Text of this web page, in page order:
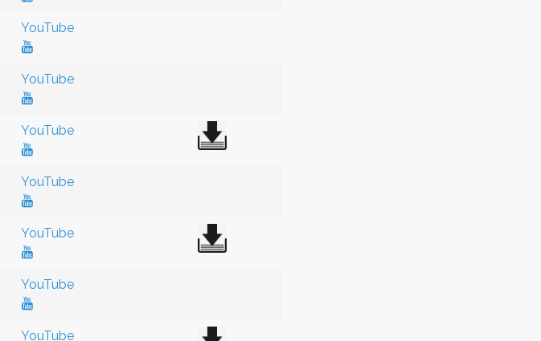
YouTube
YouTube
YouTube
YouTube
YouTube
YouTube
YouTube